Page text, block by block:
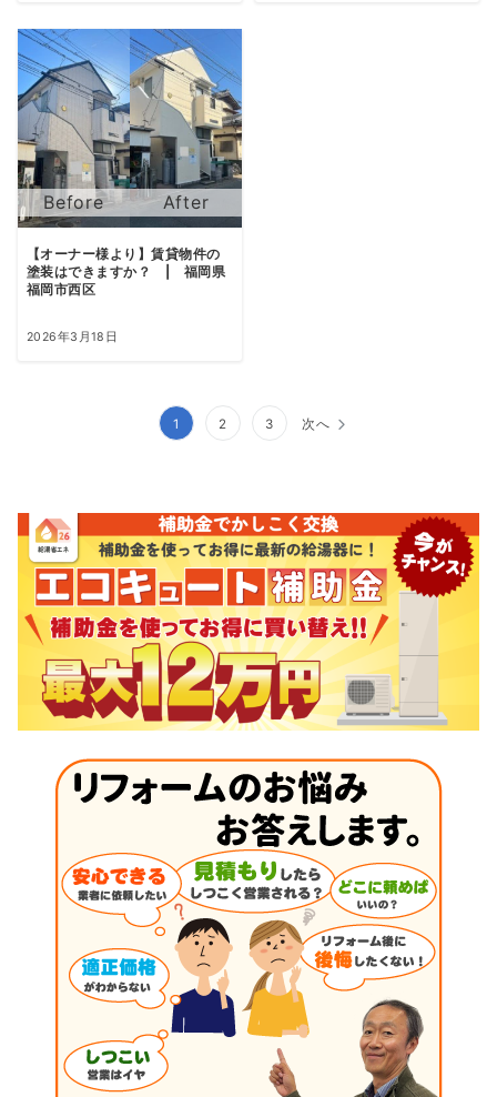
【オーナー様より】賃貸物件の
塗装はできますか？ | 福岡県
福岡市西区
2026年3月18日
ビ
ゲ
ー
シ
ョ
ン
1 2 3 次へ